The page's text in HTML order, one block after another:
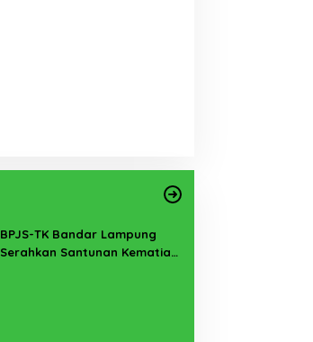
BPJS-TK Bandar Lampung
Serahkan Santunan Kematian